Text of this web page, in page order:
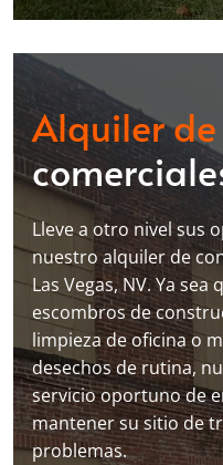
Alquiler
Lleve a otro nivel sus
nuestro alquiler de
Las Vegas, NV. Ya
escombros de
limpieza de oficina o
desechos de rutina,
servicio oportuno de
mantener su sitio de
problemas.